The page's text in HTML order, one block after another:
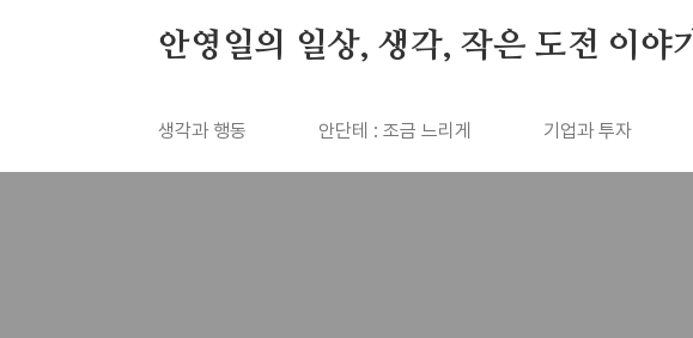
안영일의 일상, 생각, 작은 도전 이야기
생각과 행동 안단테 : 조금 느리게 기업과 투자